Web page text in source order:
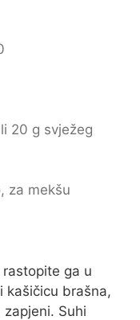
20 g svježeg
za mekšu
ga u
kašičicu brašna,
Suhi